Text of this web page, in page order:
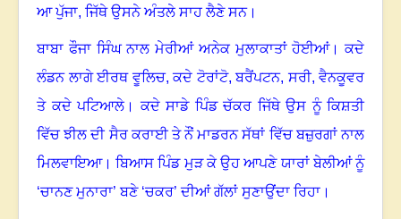
ਆ ਪੁੱਜਾ, ਜਿੱਥੇ ਉਸਨੇ ਅੰਤਲੇ ਸਾਹ ਲੈਣੇ ਸਨ।
ਬਾਬਾ ਫੌਜਾ ਸਿੰਘ ਨਾਲ ਮੇਰੀਆਂ ਅਨੇਕ ਮੁਲਾਕਾਤਾਂ ਹੋਈਆਂ।ਕਦੇ
ਲੰਡਨ ਲਾਗੇ ਈਰਥ ਵੂਲਿਚ,ਕਦੇ ਟੋਰਾਂਟੋ,ਬਰੈਂਪਟਨ, ਸਰੀ, ਵੈਨਕੂਵਰ
ਤੇ ਕਦੇ ਪਟਿਆਲੇ ।ਕਦੇ ਸਾਡੇ ਪਿੰਡ ਚੱਕਰ ਜਿੱਥੇ ਉਸ ਨੂੰ ਕਿਸ਼ਤੀ
ਵਿੱਚ ਝੀਲ ਦੀ ਸੈਰ ਕਰਾਈ ਤੇ ਨੌਂ ਮਾਡਰਨ ਸੱਥਾਂ ਵਿੱਚ ਬਜ਼ੁਰਗਾਂ ਨਾਲ
ਮਿਲਵਾਇਆ।ਬਿਆਸ ਪਿੰਡ ਮੁੜ ਕੇ ਉਹ ਆਪਣੇ ਯਾਰਾਂ ਬੇਲੀਆਂ ਨੂੰ
‘ਚਾਨਣ ਮੁਨਾਰਾ’ ਬਣੇ ‘ਚਕਰ’ ਦੀਆਂ ਗੱਲਾਂ ਸੁਣਾਉਂਦਾ ਰਿਹਾ ।